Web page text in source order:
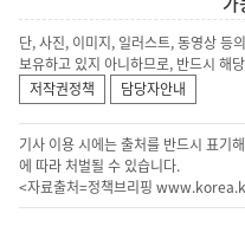
단, 사진, 이미지, 일러스트, 동영상 등
보유하고 있지 아니하므로, 반드시 해
저작권정책
담당자안내
기사 이용 시에는 출처를 반드시 표기
에 따라 처벌될 수 있습니다.
<자료출처=정책브리핑